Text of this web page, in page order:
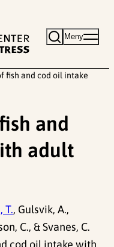
Meny
fish and cod oil intake
and
adult
T., Gulsvik, A.,
C., & Svanes, C.
cod oil intake with